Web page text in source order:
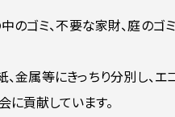
のゴミ、不要な家財、庭のゴ
、金属等にきっちり分別し、
に貢献しています。